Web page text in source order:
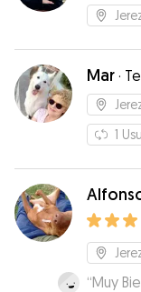
Mar ·
1
“Muy